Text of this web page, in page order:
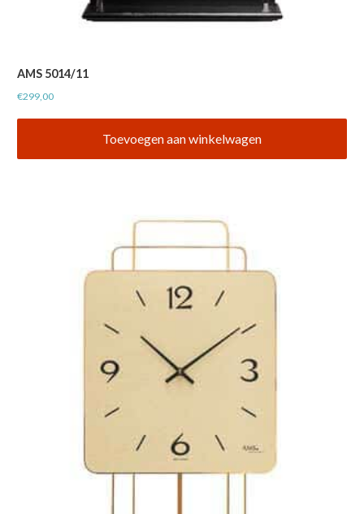
AMS 5014/11
€299,00
Toevoegen aan winkelwagen